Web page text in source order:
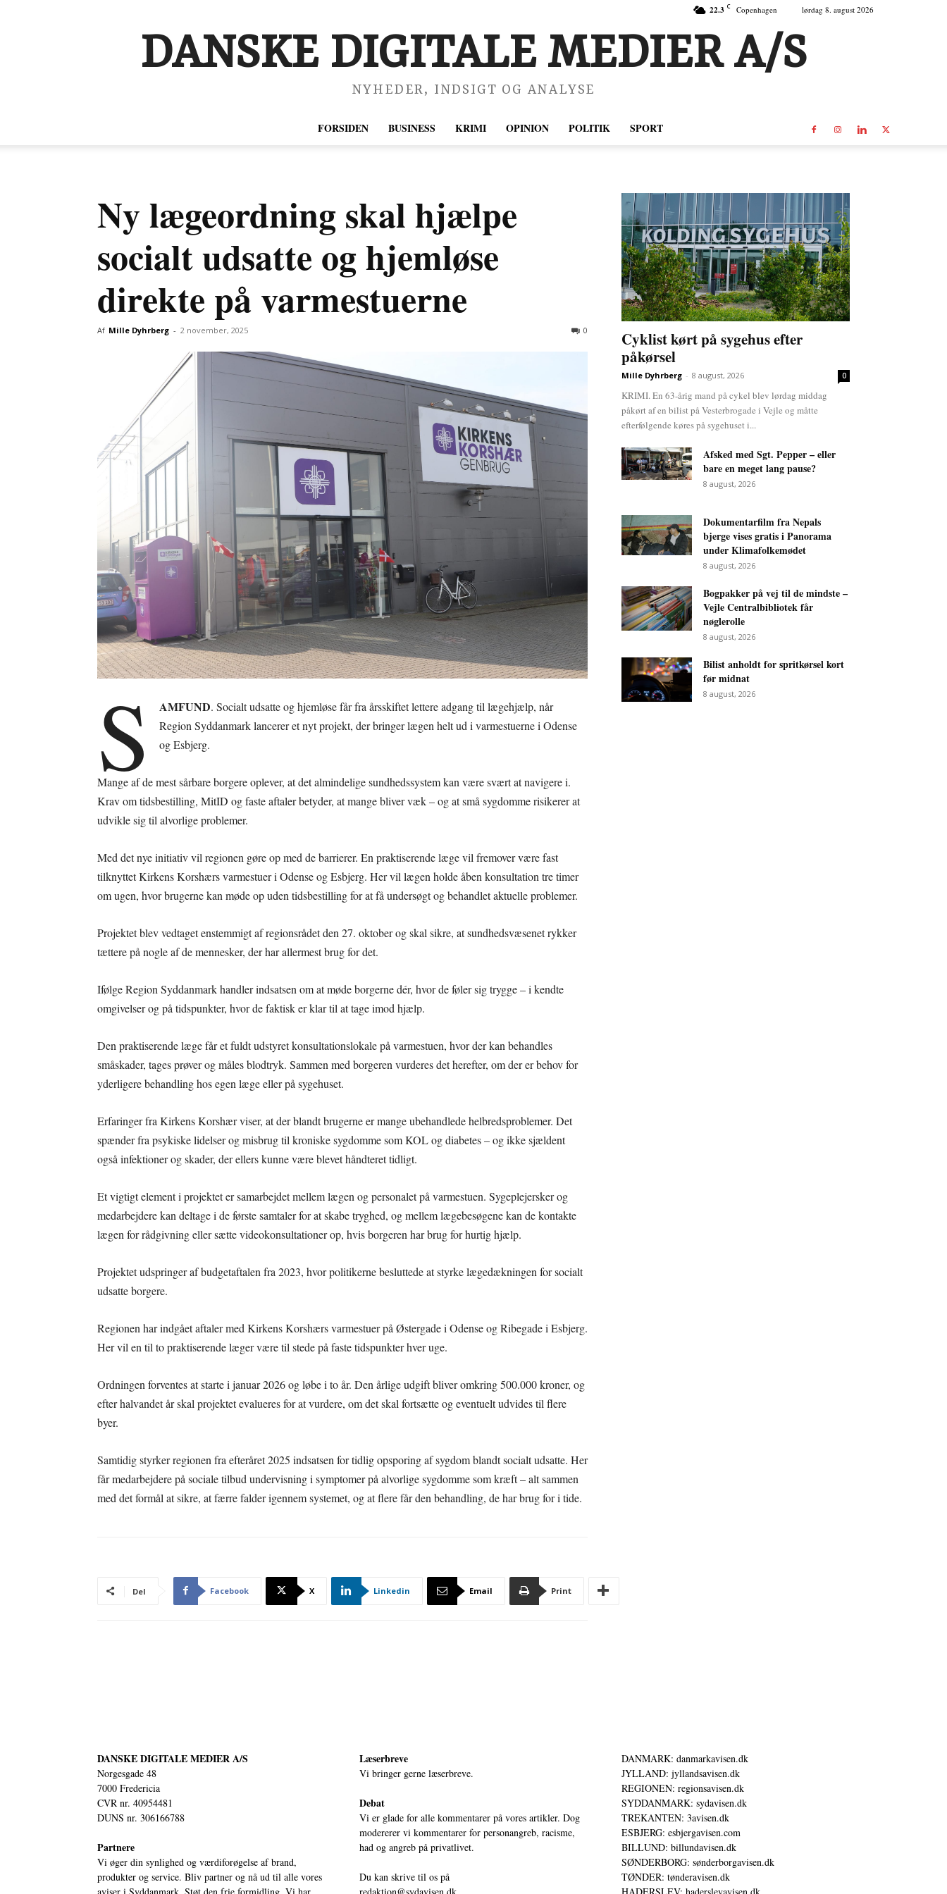
22.3 C Copenhagen lørdag 8. august 2026
DANSKE DIGITALE MEDIER A/S
NYHEDER, INDSIGT OG ANALYSE
FORSIDEN BUSINESS KRIMI OPINION POLITIK SPORT
Ny lægeordning skal hjælpe
socialt udsatte og hjemløse
direkte på varmestuerne
Af Mille Dyhrberg - 2 november, 2025 0
S AMFUND. Socialt udsatte og hjemløse får fra årsskiftet lettere adgang til lægehjælp, når
Region Syddanmark lancerer et nyt projekt, der bringer lægen helt ud i varmestuerne i Odense
og Esbjerg.
Mange af de mest sårbare borgere oplever, at det almindelige sundhedssystem kan være svært at navigere i.
Krav om tidsbestilling, MitID og faste aftaler betyder, at mange bliver væk – og at små sygdomme risikerer at
udvikle sig til alvorlige problemer.
Med det nye initiativ vil regionen gøre op med de barrierer. En praktiserende læge vil fremover være fast
tilknyttet Kirkens Korshærs varmestuer i Odense og Esbjerg. Her vil lægen holde åben konsultation tre timer
om ugen, hvor brugerne kan møde op uden tidsbestilling for at få undersøgt og behandlet aktuelle problemer.
Projektet blev vedtaget enstemmigt af regionsrådet den 27. oktober og skal sikre, at sundhedsvæsenet rykker
tættere på nogle af de mennesker, der har allermest brug for det.
Ifølge Region Syddanmark handler indsatsen om at møde borgerne dér, hvor de føler sig trygge – i kendte
omgivelser og på tidspunkter, hvor de faktisk er klar til at tage imod hjælp.
Den praktiserende læge får et fuldt udstyret konsultationslokale på varmestuen, hvor der kan behandles
småskader, tages prøver og måles blodtryk. Sammen med borgeren vurderes det herefter, om der er behov for
yderligere behandling hos egen læge eller på sygehuset.
Erfaringer fra Kirkens Korshær viser, at der blandt brugerne er mange ubehandlede helbredsproblemer. Det
spænder fra psykiske lidelser og misbrug til kroniske sygdomme som KOL og diabetes – og ikke sjældent
også infektioner og skader, der ellers kunne være blevet håndteret tidligt.
Et vigtigt element i projektet er samarbejdet mellem lægen og personalet på varmestuen. Sygeplejersker og
medarbejdere kan deltage i de første samtaler for at skabe tryghed, og mellem lægebesøgene kan de kontakte
lægen for rådgivning eller sætte videokonsultationer op, hvis borgeren har brug for hurtig hjælp.
Projektet udspringer af budgetaftalen fra 2023, hvor politikerne besluttede at styrke lægedækningen for socialt
udsatte borgere.
Regionen har indgået aftaler med Kirkens Korshærs varmestuer på Østergade i Odense og Ribegade i Esbjerg.
Her vil en til to praktiserende læger være til stede på faste tidspunkter hver uge.
Ordningen forventes at starte i januar 2026 og løbe i to år. Den årlige udgift bliver omkring 500.000 kroner, og
efter halvandet år skal projektet evalueres for at vurdere, om det skal fortsætte og eventuelt udvides til flere
byer.
Samtidig styrker regionen fra efteråret 2025 indsatsen for tidlig opsporing af sygdom blandt socialt udsatte. Her
får medarbejdere på sociale tilbud undervisning i symptomer på alvorlige sygdomme som kræft – alt sammen
med det formål at sikre, at færre falder igennem systemet, og at flere får den behandling, de har brug for i tide.
Del Facebook X Linkedin Email Print
Cyklist kørt på sygehus efter
påkørsel
Mille Dyhrberg - 8 august, 2026 0
KRIMI. En 63-årig mand på cykel blev lørdag middag
påkørt af en bilist på Vesterbrogade i Vejle og måtte
efterfølgende køres på sygehuset i...
Afsked med Sgt. Pepper – eller
bare en meget lang pause?
8 august, 2026
Dokumentarfilm fra Nepals
bjerge vises gratis i Panorama
under Klimafolkemødet
8 august, 2026
Bogpakker på vej til de mindste –
Vejle Centralbibliotek får
nøglerolle
8 august, 2026
Bilist anholdt for spritkørsel kort
før midnat
8 august, 2026
DANSKE DIGITALE MEDIER A/S
Norgesgade 48
7000 Fredericia
CVR nr. 40954481
DUNS nr. 306166788
Partnere
Vi øger din synlighed og værdiforøgelse af brand,
produkter og service. Bliv partner og nå ud til alle vores
Læserbreve
Vi bringer gerne læserbreve.
Debat
Vi er glade for alle kommentarer på vores artikler. Dog
modererer vi kommentarer for personangreb, racisme,
had og angreb på privatlivet.
Du kan skrive til os på
DANMARK: danmarkavisen.dk
JYLLAND: jyllandsavisen.dk
REGIONEN: regionsavisen.dk
SYDDANMARK: sydavisen.dk
TREKANTEN: 3avisen.dk
ESBJERG: esbjergavisen.com
BILLUND: billundavisen.dk
SØNDERBORG: sønderborgavisen.dk
TØNDER: tønderavisen.dk